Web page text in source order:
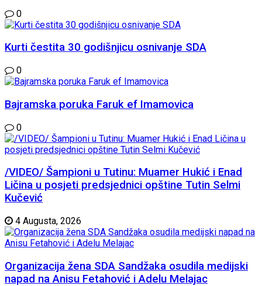
0
Kurti čestita 30 godišnjicu osnivanje SDA
0
Bajramska poruka Faruk ef Imamovica
0
/VIDEO/ Šampioni u Tutinu: Muamer Hukić i Enad
Ličina u posjeti predsjednici opštine Tutin Selmi
Kučević
4 Augusta, 2026
Organizacija žena SDA Sandžaka osudila medijski
napad na Anisu Fetahović i Adelu Melajac